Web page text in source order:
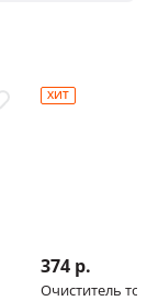
ХИТ
374 р.
Очиститель